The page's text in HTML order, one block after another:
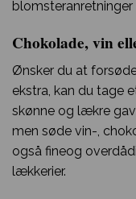
Chokolade, vin
Ønsker du at
ekstra, kan du tage
skønne og lækre
men søde vin-,
også fineog
lækkerier.